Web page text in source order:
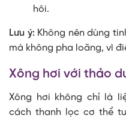
hôi.
Lưu ý:Không nên dùng
mà không pha loãng, vì
Xông hơi với thảo
Xông hơi không chỉ là
cách thanh lọc cơ thể